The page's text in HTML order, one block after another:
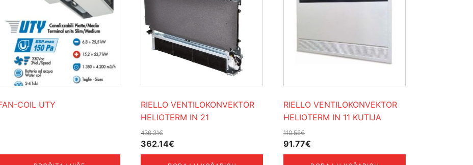
COIL UTY
RIELLO VENTILOKONVEKTOR
HELIOTERM IN 21
436.31€
Izvorna
cijena
362.14€
cijena
RIELLO VENTILOKONVEKTOR
HELIOTERM IN 11 KUTIJA
110.56€
Izvorna
cijena
91.77€
cijena